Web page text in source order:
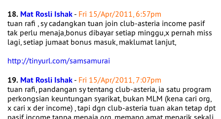
18. Mat Rosli Ishak - Fri 15/Apr/2011, 6:57pm
tuan rafi , sy cadangkan tuan join club-asteria income pasif
tak perlu menaja,bonus dibayar setiap minggu,x pernah miss
lagi, setiap jumaat bonus masuk, maklumat lanjut,
http://tinyurl.com/samsamurai
19. Mat Rosli Ishak - Fri 15/Apr/2011, 7:07pm
tuan rafi, pandangan sy tentang club-asteria, ia satu program
perkongsian keuntungan syarikat, bukan MLM (kena cari org,
x cari x der income) , tapi dgn club-asteria tuan akan tetap dpt
pasif income tanpa menaja org. memang amat menarik sekali